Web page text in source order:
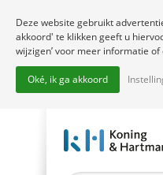
Deze website gebruikt
akkoord' te klikken geeft u
wijzigen’ voor meer informatie
Oké, ik ga akkoord